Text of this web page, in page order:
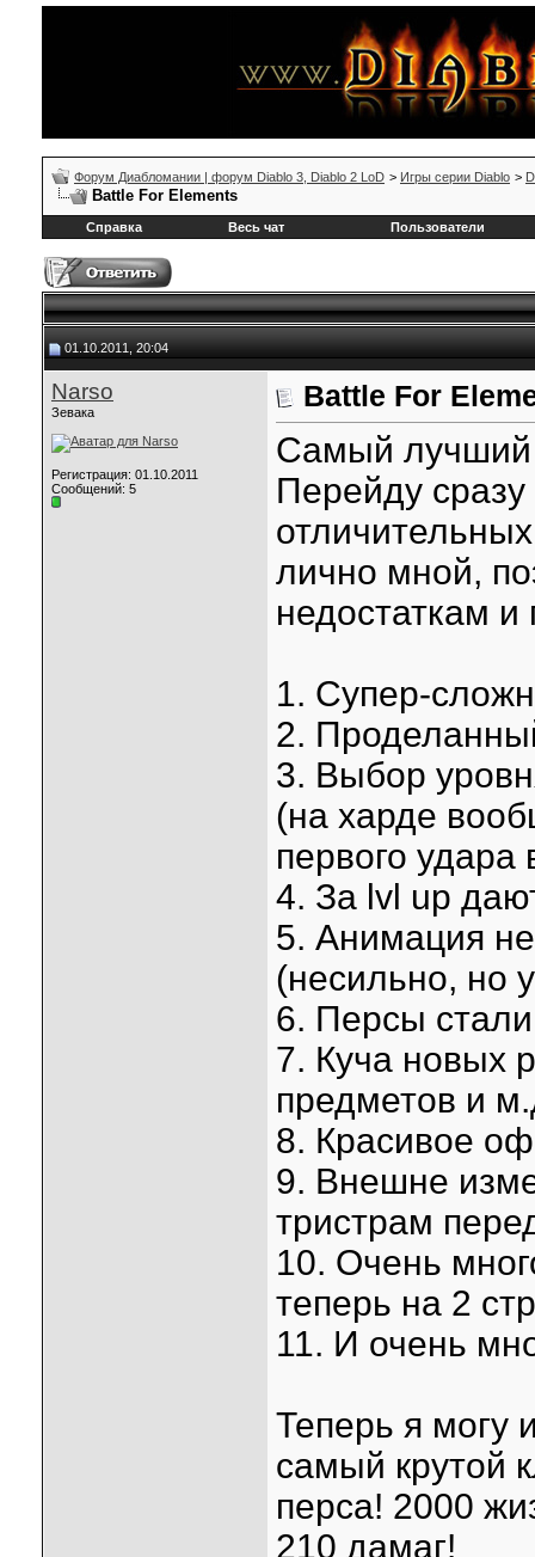
Форум Диабломании | форум Diablo 3, Diablo 2 LoD > Игры серии Diablo >
Battle For Elements
Справка Весь чат Пользователи
01.10.2011, 20:04
Narso
Зевака
Регистрация: 01.10.2011
Сообщений: 5
Battle For
Самый лучший
Перейду сразу
лично мной,
недостаткам и
1. Супер-
2.
3. Выбор
(на харде
первого удара
4. За lvl up
5. Анимация
(несильно, но
6. Персы
7. Куча новых
предметов и
8. Красивое
9. Внешне
тристрам
10. Очень
теперь на 2
11. И очень
Теперь я могу
самый крутой
перса! 2000
210 дамаг!